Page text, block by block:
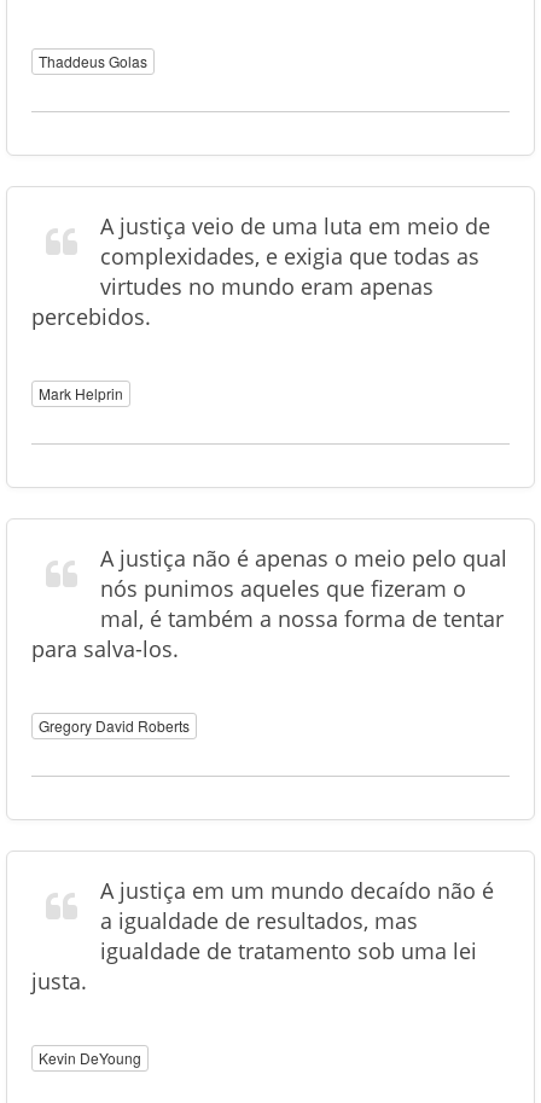
Thaddeus Golas
A justiça veio de uma luta em meio de
complexidades, e exigia que todas as
virtudes no mundo eram apenas
percebidos.
Mark Helprin
A justiça não é apenas o meio pelo qual
nós punimos aqueles que fizeram o
mal, é também a nossa forma de tentar
para salva-los.
Gregory David Roberts
A justiça em um mundo decaído não é
a igualdade de resultados, mas
igualdade de tratamento sob uma lei
justa.
Kevin DeYoung